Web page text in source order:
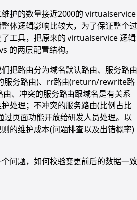
护的数量接近2000的 virtualservice
体逻辑影响比较大，为了保证整个过
工具，把原来的 virtualservice 逻辑
的两层配置结构。
把路由分为域名默认路由、服务路由
服务路由)、rr路由(return/rewrite路
、冲突的服务路由跟域名是有关系
处理；不冲突的服务路由(比例占比
过页面功能开放给研发人员处理。以
的维护成本(问题排查以及出错概率)
问题，如何校验变更前后的数据一致